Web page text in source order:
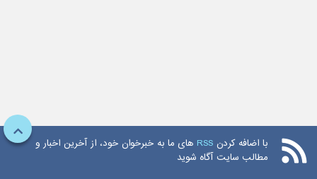
با اضافه کردن RSS های ما به خبرخوان خود، از آخرین اخبار و
مطالب سایت آگاه شوید